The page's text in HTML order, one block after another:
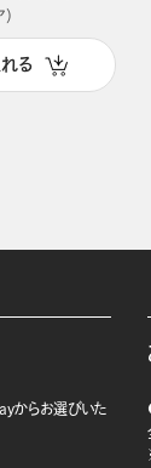
る
からお選びいた